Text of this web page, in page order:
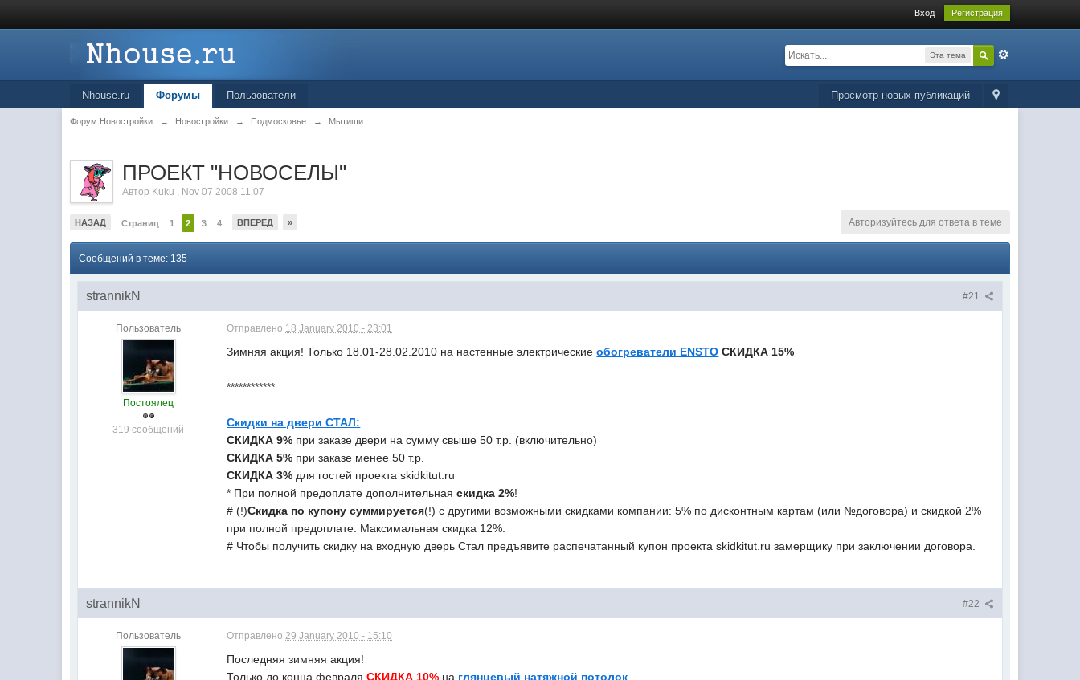
Вход Регистрация
Эта тема
Просмотр новых публикаций
Nhouse.ru Форумы Пользователи
Форум Новостройки → Новостройки → Подмосковье → Мытищи
.
ПРОЕКТ "НОВОСЕЛЫ"
Автор Kuku , Nov 07 2008 11:07
НАЗАД Страниц 1 2 3 4 ВПЕРЕД » Авторизуйтесь для ответа в теме
Сообщений в теме: 135
#21
strannikN
Пользователь
Постоялец
319 сообщений
Отправлено 18 January 2010 - 23:01
Зимняя акция! Только 18.01-28.02.2010 на настенные электрические обогреватели ENSTO СКИДКА 15%
************
Скидки на двери СТАЛ:
СКИДКА 9% при заказе двери на сумму свыше 50 т.р. (включительно)
СКИДКА 5% при заказе менее 50 т.р.
СКИДКА 3% для гостей проекта skidkitut.ru
* При полной предоплате дополнительнаяскидка 2%!
# (!)Скидка по купону суммируется(!) с другими возможными скидками компании: 5% по дисконтным картам (или №договора) и скидкой 2%
при полной предоплате. Максимальная скидка 12%.
# Чтобы получить скидку на входную дверь Стал предъявите распечатанный купон проекта skidkitut.ru замерщику при заключении договора.
#22
strannikN
Пользователь Отправлено29 January 2010 - 15:10
Последняя зимняя акция!
Только до конца февраляСКИДКА 10% на глянцевый натяжной потолок